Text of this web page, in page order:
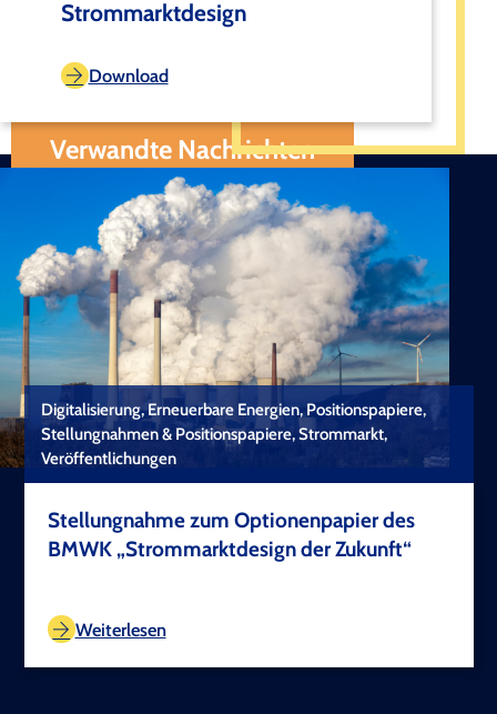
Strommarktdesign
Download
Verwandte Nachrichten
Digitalisierung, Erneuerbare Energien, Positionspapiere,
Stellungnahmen & Positionspapiere, Strommarkt,
Veröffentlichungen
Stellungnahme zum Optionenpapier des
BMWK „Strommarktdesign der Zukunft“
Weiterlesen